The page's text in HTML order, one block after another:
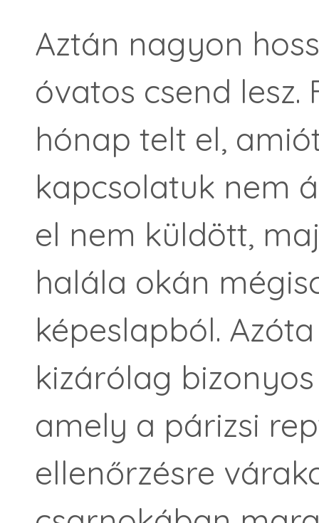
Aztán nagyon
óvatos csend lesz.
hónap telt el,
kapcsolatuk nem
el nem küldött,
halála okán
képeslapból.
kizárólag
amely a párizsi
ellenőrzésre